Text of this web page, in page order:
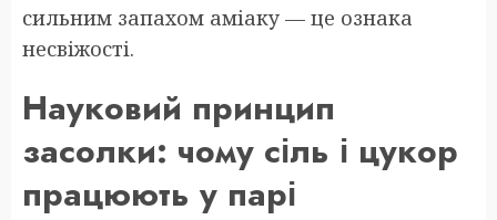
сильним запахом аміаку — це ознака
несвіжості.
Науковий принцип
засолки: чому сіль і цукор
працюють у парі